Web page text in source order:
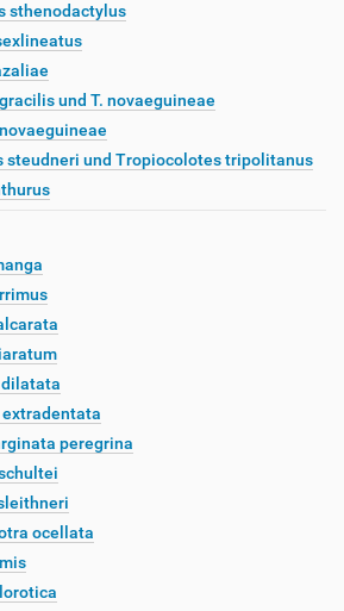
sthenodactylus
und T. novaeguineae
steudneri und Tropiocolotes tripolitanus
peregrina
ocellata